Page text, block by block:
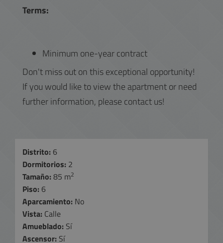
Terms:
Minimum one-year contract
Don't miss out on this exceptional opportunity!
If you would like to view the apartment or need
further information, please contact us!
Distrito: 6
Dormitorios: 2
Tamaño: 85 m2
Piso: 6
Aparcamiento: No
Vista: Calle
Amueblado: Sí
Ascensor: Sí